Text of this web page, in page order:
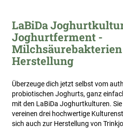
LaBiDa
Joghurtferment -
Herstellung
Überzeuge dich jetzt selbst vom
probiotischen Joghurts, ganz
mit den LaBiDa Joghurtkulturen.
vereinen drei hochwertige
sich auch zur Herstellung von